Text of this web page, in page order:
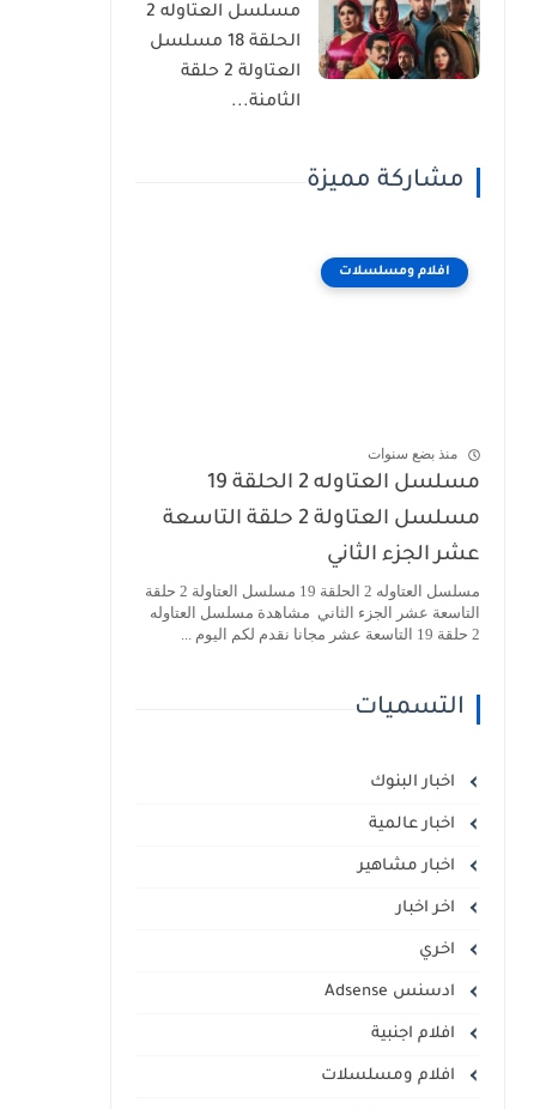
مسلسل العتاوله 2
الحلقة 18 مسلسل
العتاولة 2 حلقة
الثامنة...
مشاركة مميزة
افلام ومسلسلات
منذ بضع سنوات
مسلسل العتاوله 2 الحلقة 19
مسلسل العتاولة 2 حلقة التاسعة
عشر الجزء الثاني
مسلسل العتاوله 2 الحلقة 19 مسلسل العتاولة 2 حلقة
التاسعة عشر الجزء الثاني مشاهدة مسلسل العتاوله
2 حلقة 19 التاسعة عشر مجانا نقدم لكم اليوم ...
التسميات
اخبار البنوك
اخبار عالمية
اخبار مشاهير
اخر اخبار
اخري
ادسنس Adsense
افلام اجنبية
افلام ومسلسلات